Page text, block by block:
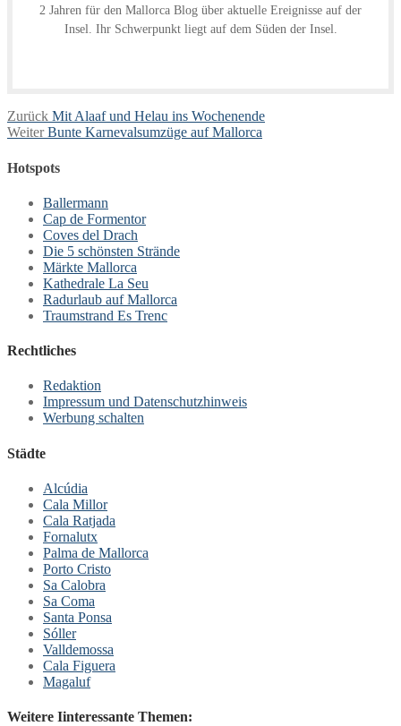
2 Jahren für den Mallorca Blog über aktuelle Ereignisse auf der
Insel. Ihr Schwerpunkt liegt auf dem Süden der Insel.
Beitragsnavigation
Zurück Vorheriger
Beitrag:
Mit Alaaf und Helau ins Wochenende
Weiter Nächster
Bunte Karnevalsumzüge auf Mallorca
Hotspots
Ballermann
Cap de Formentor
Coves del Drach
Die 5 schönsten Strände
Märkte Mallorca
Kathedrale La Seu
Radurlaub auf Mallorca
Traumstrand Es Trenc
Rechtliches
Redaktion
Impressum und Datenschutzhinweis
Werbung schalten
Städte
Alcúdia
Cala Millor
Cala Ratjada
Fornalutx
Palma de Mallorca
Porto Cristo
Sa Calobra
Sa Coma
Santa Ponsa
Sóller
Valldemossa
Cala Figuera
Magaluf
Weitere Iinteressante Themen: